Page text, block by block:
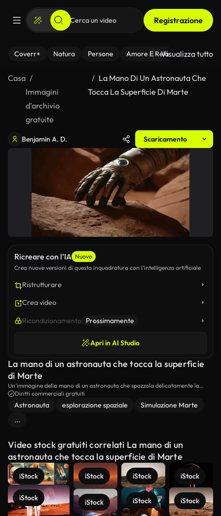
Registrazione
Coverr+ Natura Persone Amore E Relazioni Il
Visualizza tutto
Casa
Immagini
d’archivio
gratuite
La Mano Di Un Astronauta Che
Tocca La Superficie Di Marte
Benjamin A. D. Scaricamento
Ricreare con l’IA Nuovo
Crea nuove versioni di questa inquadratura con l’intelligenza artificiale
Ristrutturare
Crea video
Ricondizionamento Prossimamente
Apri in AI Studio
La mano di un astronauta che tocca la superficie
di Marte
Un’immagine della mano di un astronauta che spazzola delicatamente la
superficie rocciosa di un terreno simile a quello di Marte.
Diritti commerciali gratuiti
Astronauta esplorazione spaziale
Simulazione Marte
...
Video stock gratuiti correlati La mano di un
astronauta che tocca la superficie di Marte
iStock
iStock
iStock
iStock
iStock
iStock
iStock
iStock